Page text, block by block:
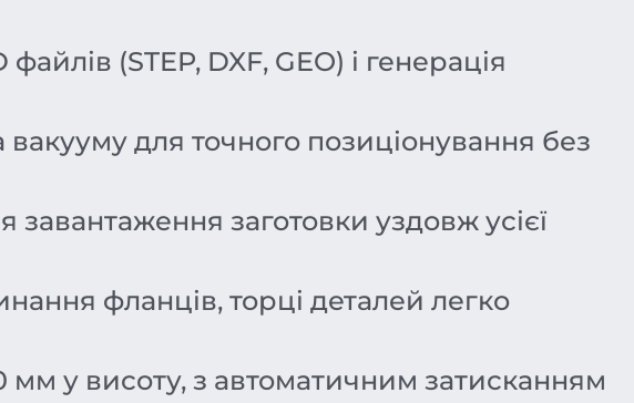
(STEP, DXF, GEO) і генерація
для точного позиціонування без
завантаження заготовки уздовж усієї
фланців, торці деталей легко
у висоту, з автоматичним затисканням